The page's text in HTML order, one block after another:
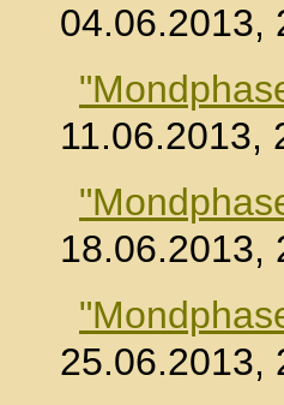
04.06.2013,
11.06.2013,
18.06.2013,
25.06.2013,